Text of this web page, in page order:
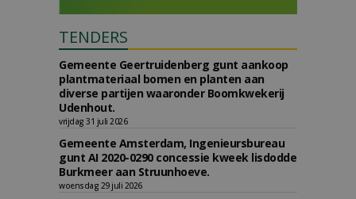
TENDERS
Gemeente Geertruidenberg gunt aankoop
plantmateriaal bomen en planten aan
diverse partijen waaronder Boomkwekerij
Udenhout.
vrijdag 31 juli 2026
Gemeente Amsterdam, Ingenieursbureau
gunt AI 2020-0290 concessie kweek lisdodde
Burkmeer aan Struunhoeve.
woensdag 29 juli 2026